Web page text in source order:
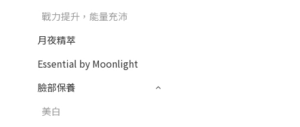
戰力提升，能量充沛
月夜精萃
Essential by Moonlight
臉部保養
美白